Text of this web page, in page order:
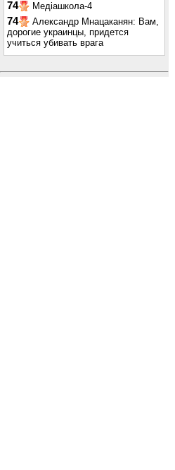
74 Медіашкола-4
74
Александр Мнацаканян: Вам,
дорогие украинцы, придется
учиться убивать врага